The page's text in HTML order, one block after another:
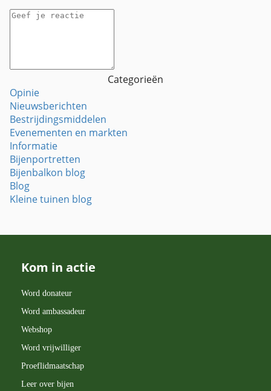
Categorieën
Opinie
Nieuwsberichten
Bestrijdingsmiddelen
Evenementen en markten
Informatie
Bijenportretten
Bijenbalkon blog
Blog
Kleine tuinen blog
Kom in actie
Word donateur
Word ambassadeur
Webshop
Word vrijwilliger
Proeflidmaatschap
Leer over bijen